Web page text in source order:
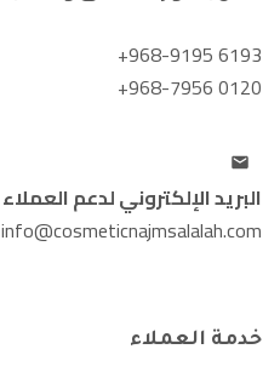
+968-9195 6193
+968-7956 0120
البريد الإلكتروني لدعم العملاء
info@cosmeticnajmsalalah.com
خدمة العملاء